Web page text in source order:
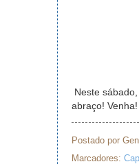
Neste
abraço! Venha!
Postado por
Marcadores: